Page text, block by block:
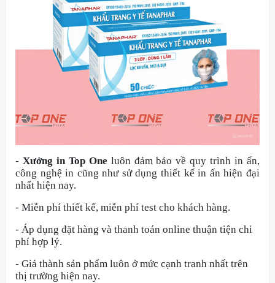
- Xưởng in Top One luôn đảm bảo về quy trình in ấn,
công nghệ in cũng như sử dụng thiết kế in ấn hiện đại
nhất hiện nay.
- Miễn phí thiết kế, miễn phí test cho khách hàng.
- Áp dụng đặt hàng và thanh toán online thuận tiện chi
phí hợp lý.
- Giá thành sản phẩm luôn ở mức cạnh tranh nhất trên
thị trường hiện nay.